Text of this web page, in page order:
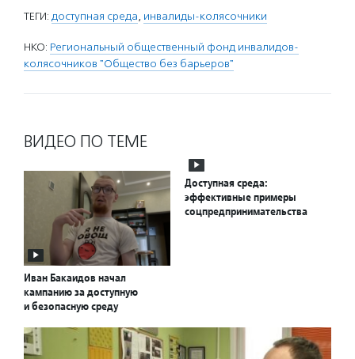
ТЕГИ: доступная среда, инвалиды-колясочники
НКО: Региональный общественный фонд инвалидов-
колясочников "Общество без барьеров"
ВИДЕО ПО ТЕМЕ
Иван Бакаидов начал
кампанию за доступную
и безопасную среду
Доступная среда:
эффективные примеры
соцпредпринимательства